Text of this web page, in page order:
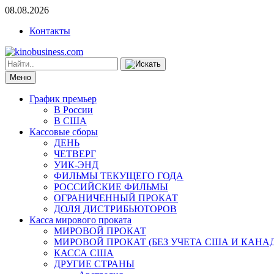
08.08.2026
Контакты
Меню
График премьер
В России
В США
Кассовые сборы
ДЕНЬ
ЧЕТВЕРГ
УИК-ЭНД
ФИЛЬМЫ ТЕКУЩЕГО ГОДА
РОССИЙСКИЕ ФИЛЬМЫ
ОГРАНИЧЕННЫЙ ПРОКАТ
ДОЛЯ ДИСТРИБЬЮТОРОВ
Касса мирового проката
МИРОВОЙ ПРОКАТ
МИРОВОЙ ПРОКАТ (БЕЗ УЧЕТА США И
КАССА США
ДРУГИЕ СТРАНЫ